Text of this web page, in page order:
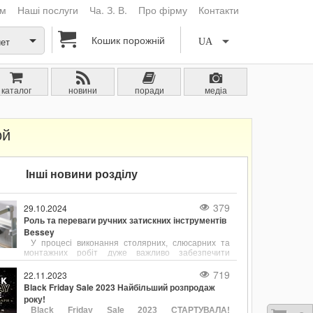
Наші послуги Ча. З. В. Про фірму Контакти
UA
Кошик порожній
каталог новини поради
медіа
Інші новини розділу
29.10.2024 379
Роль та переваги ручних затискних інструментів
Bessey
У процесі виконання столярних, слюсарних та
монтажних робіт дуже важливо забезпечити
надійне та точне фіксування деталей. Ручні
затискні інструменти, такі як струбцини є
незамінними помічниками для утримання
заготовок у потрібному положенні. Одним із лідерів
у виробництві струбцин є компанія Bessey, відома
22.11.2023 719
Black Friday Sale 2023 Найбільший розпродаж
року!
Black Friday Sale 2023 СТАРТУВАЛА!